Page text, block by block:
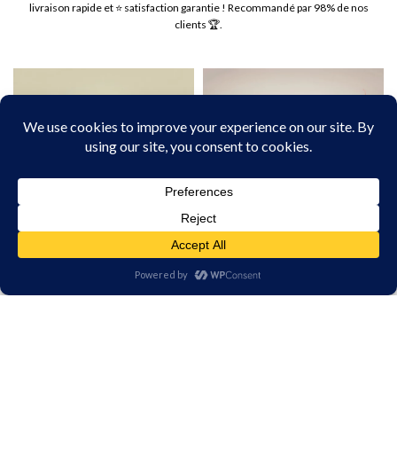
livraison rapide et ⭐ satisfaction garantie ! Recommandé par 98% de nos
clients 🏆.
ANTI SOURIS
ANTI CAFARDS - ANTI